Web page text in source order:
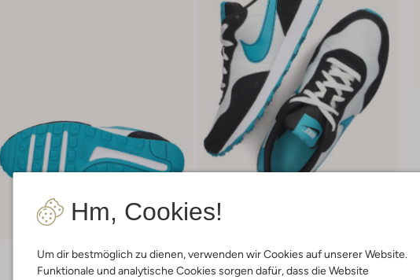
Hm, Cookies!
Um dir bestmöglich zu dienen, verwenden wir Cookies auf unserer Website.
Funktionale und analytische Cookies sorgen dafür, dass die Website